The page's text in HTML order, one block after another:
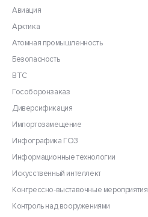
Авиация
Арктика
Атомная промышленность
Безопасность
ВТС
Гособоронзаказ
Диверсификация
Импортозамещение
Инфографика ГОЗ
Информационные технологии
Искусственный интеллект
Конгрессно-выставочные мероприятия
Контроль над вооружениями